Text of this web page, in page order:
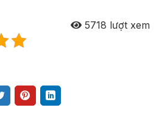
5718 lượt xem